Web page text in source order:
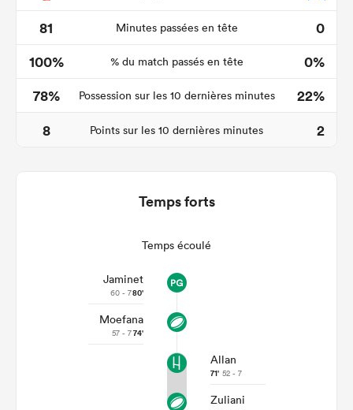
81
Minutes passées en tête
0
100%
% du match passés en tête
0%
78%
Possession sur les 10 dernières minutes
22%
8
Points sur les 10 dernières minutes 2
Temps forts
Temps écoulé
Jaminet
60 - 780'
Moefana
57 - 774'
Allan
71' 52 - 7
Zuliani